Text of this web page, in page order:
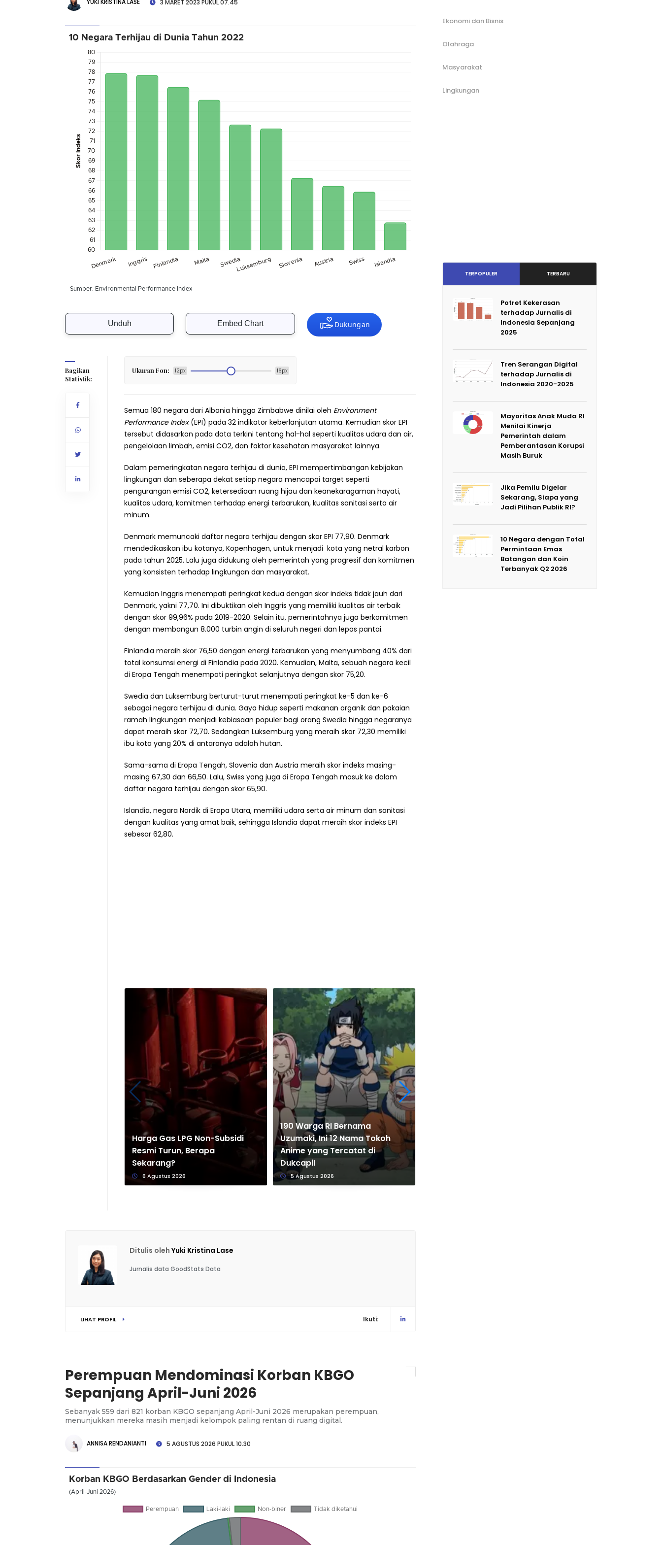
YUKI KRISTINA LASE 3 MARET 2023 PUKUL 07.45
10 Negara Terhijau di Dunia Tahun 2022
Unduh Embed Chart
Bagikan
Statistik:
Ukuran Fon: 12px 16px
Semua 180 negara dari Albania hingga Zimbabwe dinilai oleh Environment
Performance Index(EPI) pada 32 indikator keberlanjutan utama. Kemudian skor EPI
tersebut didasarkan pada data terkini tentang hal-hal seperti kualitas udara dan air,
pengelolaan limbah, emisi CO2, dan faktor kesehatan masyarakat lainnya.
Dalam pemeringkatan negara terhijau di dunia, EPI mempertimbangan kebijakan
lingkungan dan seberapa dekat setiap negara mencapai target seperti
pengurangan emisi CO2, ketersediaan ruang hijau dan keanekaragaman hayati,
kualitas udara, komitmen terhadap energi terbarukan, kualitas sanitasi serta air
minum.
Denmark memuncaki daftar negara terhijau dengan skor EPI 77,90. Denmark
mendedikasikan ibu kotanya, Kopenhagen, untuk menjadi kota yang netral karbon
pada tahun 2025. Lalu juga didukung oleh pemerintah yang progresif dan komitmen
yang konsisten terhadap lingkungan dan masyarakat.
Kemudian Inggris menempati peringkat kedua dengan skor indeks tidak jauh dari
Denmark, yakni 77,70. Ini dibuktikan oleh Inggris yang memiliki kualitas air terbaik
dengan skor 99,96% pada 2019-2020. Selain itu, pemerintahnya juga berkomitmen
dengan membangun 8.000 turbin angin di seluruh negeri dan lepas pantai.
Finlandia meraih skor 76,50 dengan energi terbarukan yang menyumbang 40% dari
total konsumsi energi di Finlandia pada 2020. Kemudian, Malta, sebuah negara kecil
di Eropa Tengah menempati peringkat selanjutnya dengan skor 75,20.
Swedia dan Luksemburg berturut-turut menempati peringkat ke-5 dan ke-6
sebagai negara terhijau di dunia. Gaya hidup seperti makanan organik dan pakaian
ramah lingkungan menjadi kebiasaan populer bagi orang Swedia hingga negaranya
dapat meraih skor 72,70. Sedangkan Luksemburg yang meraih skor 72,30 memiliki
ibu kota yang 20% di antaranya adalah hutan.
Sama-sama di Eropa Tengah, Slovenia dan Austria meraih skor indeks masing-
masing 67,30 dan 66,50. Lalu, Swiss yang juga di Eropa Tengah masuk ke dalam
daftar negara terhijau dengan skor 65,90.
Islandia, negara Nordik di Eropa Utara, memiliki udara serta air minum dan sanitasi
dengan kualitas yang amat baik, sehingga Islandia dapat meraih skor indeks EPI
sebesar 62,80.
Harga Gas LPG Non-Subsidi
Resmi Turun, Berapa
Sekarang?
6 Agustus 2026
190 Warga RI Bernama
Uzumaki, Ini 12 Nama Tokoh
Anime yang Tercatat di
Dukcapil
5 Agustus 2026
Ditulis olehYuki Kristina Lase
Jurnalis data GoodStats Data
LIHAT PROFIL Ikuti:
Perempuan Mendominasi Korban KBGO
Sepanjang April-Juni 2026
Sebanyak 559 dari 821 korban KBGO sepanjang April-Juni 2026 merupakan perempuan,
menunjukkan mereka masih menjadi kelompok paling rentan di ruang digital.
ANNISA RENDANIANTI 5 AGUSTUS 2026 PUKUL 10.30
Korban KBGO Berdasarkan Gender di Indonesia
(April-Juni 2026)
Ekonomi dan Bisnis
Olahraga
Masyarakat
Lingkungan
TERPOPULER TERBARU
Potret Kekerasan
terhadap Jurnalis di
Indonesia Sepanjang
2025
Tren Serangan Digital
terhadap Jurnalis di
Indonesia 2020-2025
Mayoritas Anak Muda RI
Menilai Kinerja
Pemerintah dalam
Pemberantasan Korupsi
Masih Buruk
Jika Pemilu Digelar
Sekarang, Siapa yang
Jadi Pilihan Publik RI?
10 Negara dengan Total
Permintaan Emas
Batangan dan Koin
Terbanyak Q2 2026